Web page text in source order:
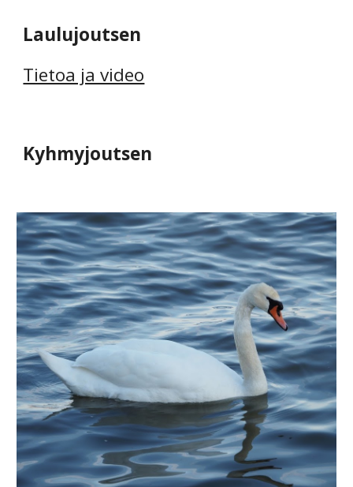
Laulujoutsen
Tietoa ja video
Kyhmyjoutsen